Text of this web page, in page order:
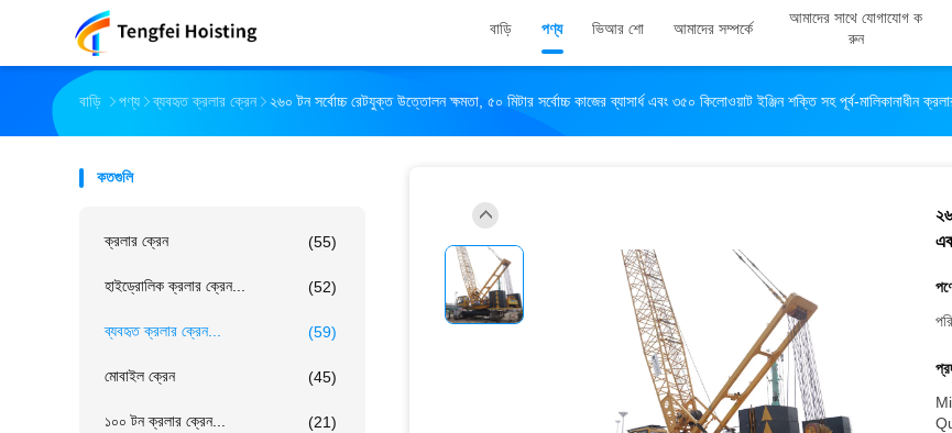
বাড়ি পণ্য ভিআর শো আমাদের সম্পর্কে
আমাদের সাথে যোগাযোগ ক
রুন
বাড়ি পণ্য ব্যবহৃত ক্রলার ক্রেন ২৬০ টন সর্বোচ্চ রেটযুক্ত উত্তোলন ক্ষমতা, ৫০ মিটার সর্বোচ্চ কাজের ব্যাসার্ধ এবং ৩৫০ কিলোওয়াট ইঞ্জিন শক্তি সহ পূর্ব-মালিকানাধীন
কতগুলি
ক্রলার ক্রেন (55)
হাইড্রোলিক ক্রলার ক্রেন... (52)
ব্যবহৃত ক্রলার ক্রেন... (59)
মোবাইল ক্রেন (45)
১০০ টন ক্রলার ক্রেন... (21)